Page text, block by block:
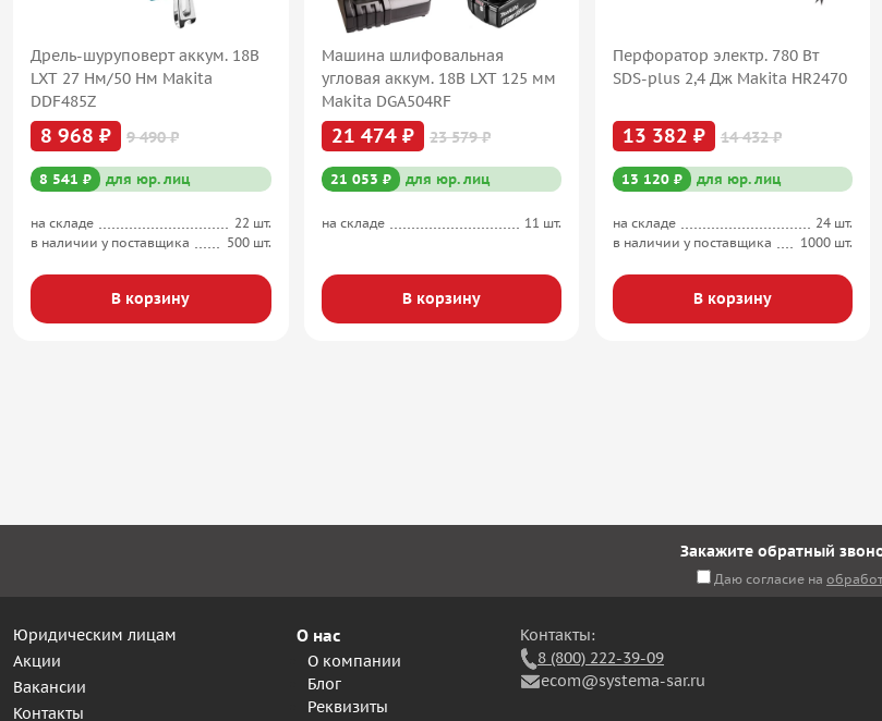
Дрель-шуруповерт аккум. 18В
LXT 27 Нм/50 Нм Makita
DDF485Z
8 968 ₽ 9 490 ₽
8 541 ₽ для юр. лиц
на складе
22 шт.
в наличии у поставщика
500 шт.
В корзину
Машина шлифовальная
угловая аккум. 18В LXT 125 мм
Makita DGA504RF
21 474 ₽ 23 579 ₽
21 053 ₽ для юр. лиц
на складе 11 шт.
В корзину
Перфоратор электр. 780 Вт
SDS-plus 2,4 Дж Makita HR2470
13 382 ₽ 14 432 ₽
13 120 ₽ для юр. лиц
на складе
24 шт.
в наличии у поставщика
1000 шт.
В корзину
Закажите обратный
Даю согласие на
Юридическим лицам
Акции
Вакансии
Контакты
О нас
О компании
Блог
Реквизиты
Контакты:
8 (800) 222-39-09
ecom@systema-sar.ru